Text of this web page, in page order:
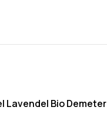
Lavendel Bio Demeter